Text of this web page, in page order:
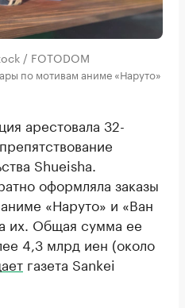
/ FOTODOM
по мотивам аниме «Наруто»
арестовала 32-
Shueisha.
оформляла заказы
«Наруто» и «Ван
их. Общая сумма ее
4,3 млрд иен (около
газета Sankei